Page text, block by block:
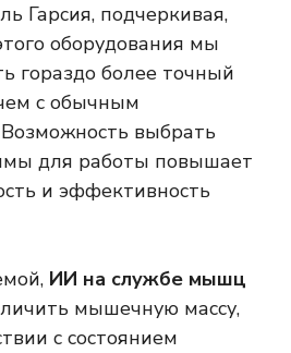
Гарсия, подчеркивая,
оборудования мы
гораздо более точный
с обычным
выбрать
для работы повышает
и эффективность
ИИ на службе мышц
мышечную массу,
с состоянием